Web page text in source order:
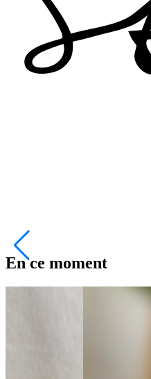
En ce moment